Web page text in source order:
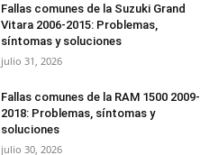
Fallas comunes de la Suzuki Grand
Vitara 2006-2015: Problemas,
síntomas y soluciones
julio 31, 2026
Fallas comunes de la RAM 1500 2009-
2018: Problemas, síntomas y
soluciones
julio 30, 2026